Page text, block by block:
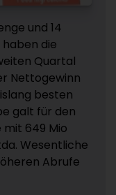
und 14
die
Quartal
Nettogewinn
besten
galt für den
mit 649 Mio
Wesentliche
Abrufe